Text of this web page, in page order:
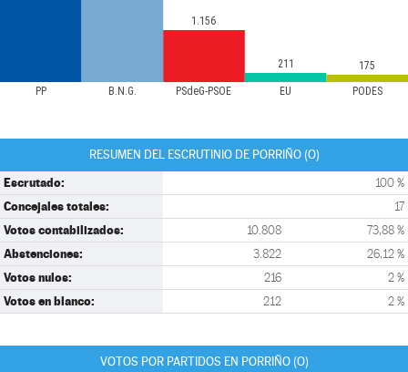
PP B.N.G. PSdeG-PSOE EU PODES
1.156
211 175
RESUMEN DEL ESCRUTINIO DE PORRIÑO (O)
Escrutado: 100 %
Concejales totales: 17
Votos contabilizados: 10.808 73,88 %
Abstenciones: 3.822 26,12 %
Votos nulos: 216 2 %
Votos en blanco: 212 2 %
VOTOS POR PARTIDOS EN PORRIÑO (O)